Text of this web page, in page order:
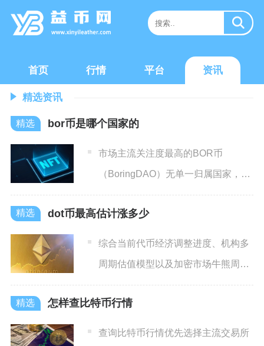
首页 行情 平台 资讯
精选资讯
bor币是哪个国家的
市场主流关注度最高的BOR币
（BoringDAO）无单一归属国家，核
心运营团队成员以华人开
dot币最高估计涨多少
综合当前代币经济调整进度、机构多
周期估值模型以及加密市场牛熊周期
节奏来看，DOT币分三种行
怎样查比特币行情
查询比特币行情优先选择主流交易所